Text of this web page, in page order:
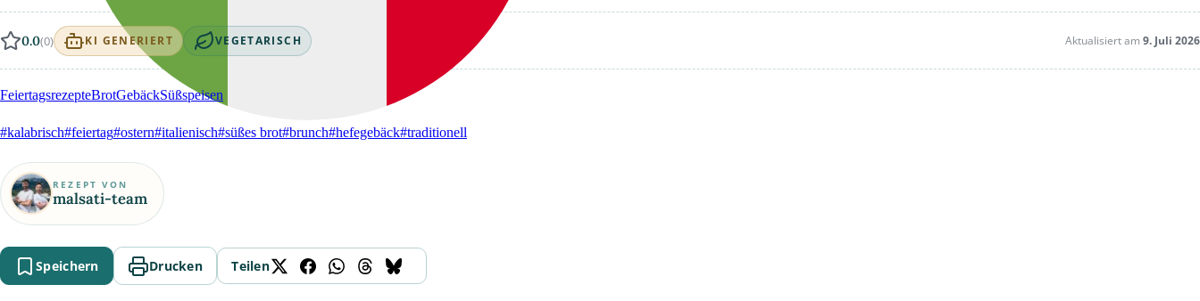
0.0(0) KI GENERIERT VEGETARISCH Aktualisiert am 9. Juli 2026
FeiertagsrezepteBrotGebäckSüßspeisen
#kalabrisch#feiertag#ostern#italienisch#süßes brot#brunch#hefegebäck#traditionell
REZEPT VON
malsati-team
Speichern Drucken Teilen